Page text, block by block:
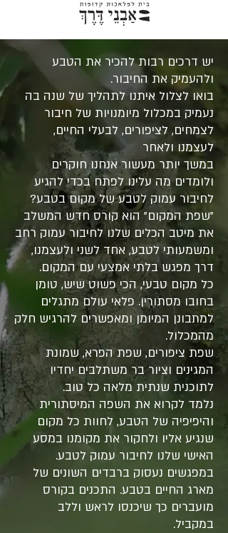
​יש דרכים רבות להכיר את הטבע
ולהעמיק את החיבור.
בואו לצלול איתנו לתהליך של שנה בה
נעמיק במכלול מיומנויות של חיבור
לצמחים, לציפורים, לבעלי החיים,
לעצמנו ולאחר
במשך יותר מעשור אנחנו חוקרים
ולומדים מה עלינו לפתח בכדי להגיע
לחיבור עמוק לטבע של מקום בטבע?
"שפת המקום" הוא קורס חדש המשלב
את מיטב הכלים שלנו לחיבור עמוק רחב
ומשמעותי לטבע, אחד לשני ולעצמנו,
דרך מפגש בלתי אמצעי עם המקום.
כל מקום טבעי, הכי פשוט שיש, טומן
בחובו מסתורין. פלאי עולם מתגלים
למתבונן המיומן ומאפשרים להרגיש חלק
מהמכלול.
שפת ציפורים, שפת הפרא, שמונת
המגינים וציור בר משתלבים יחדיו
לתוכנית שנתית מלאה כל טוב.
נלמד לקרוא את השפה המיסתורית
והיפיפיה של הטבע, לחוות כל מקום
שנגיע אליו ולחקור את מקומנו במסע
האישי שלנו לחיבור עמוק לטבע.
במפגשים נעסוק ברבדים השונים של
מארג החיים בטבע. התכנים בקורס
מועברים כך שיכנסו לראש וללב
במקביל.